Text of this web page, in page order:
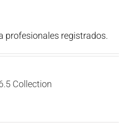
profesionales registrados.
Collection